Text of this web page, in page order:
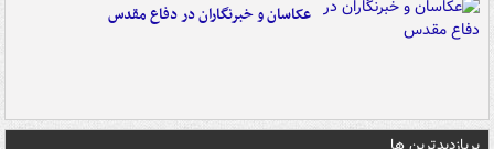
عکاسان و خبرنگاران در دفاع مقدس